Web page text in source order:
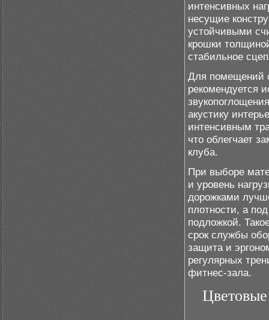
интенсивных
несущие
устойчивыми
крошки
стабильное
Для помещений
рекомендуется
акустику
интенсивным
что облегчает
клуба.
При выборе
и уровень
дорожками
плотности, а
подложкой.
срок службы
защита и
регулярных
фитнес-зала.